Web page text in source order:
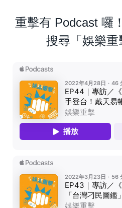
重擊有 Podcast 囉
搜尋「娛樂重